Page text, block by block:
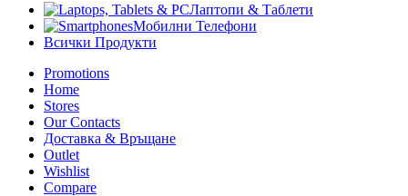
Лаптопи & Таблети
Мобилни Телефони
Всички Продукти
Promotions
Home
Stores
Our Contacts
Доставка & Връщане
Outlet
Wishlist
Compare